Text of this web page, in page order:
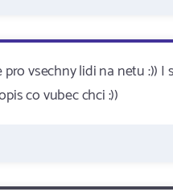
vsechny lidi na netu :)) I
co vubec chci :))